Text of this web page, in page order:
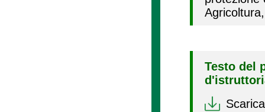
Testo del